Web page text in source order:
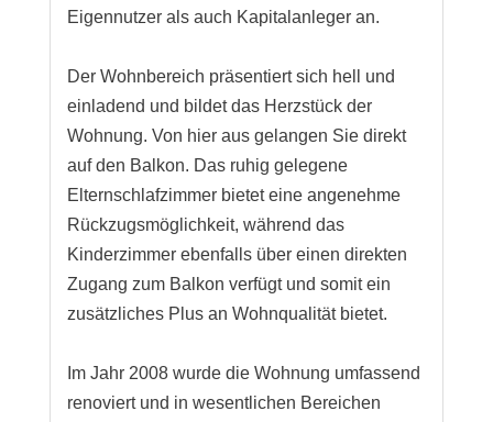
Eigennutzer als auch Kapitalanleger an.
Der Wohnbereich präsentiert sich hell und
einladend und bildet das Herzstück der
Wohnung. Von hier aus gelangen Sie direkt
auf den Balkon. Das ruhig gelegene
Elternschlafzimmer bietet eine angenehme
Rückzugsmöglichkeit, während das
Kinderzimmer ebenfalls über einen direkten
Zugang zum Balkon verfügt und somit ein
zusätzliches Plus an Wohnqualität bietet.
Im Jahr 2008 wurde die Wohnung umfassend
renoviert und in wesentlichen Bereichen